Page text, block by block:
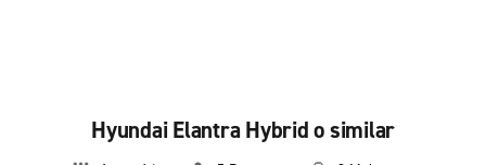
Hyundai Elantra Hybrid o similar